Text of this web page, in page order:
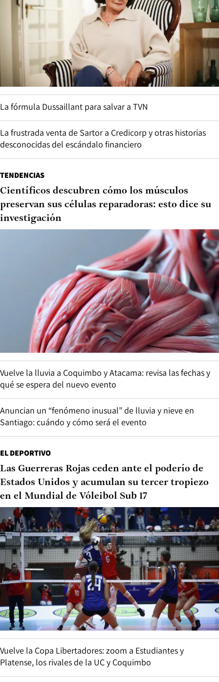
La fórmula Dussaillant para salvar a TVN
La frustrada venta de Sartor a Credicorp y otras historias
desconocidas del escándalo financiero
TENDENCIAS
Científicos descubren cómo los músculos
preservan sus células reparadoras: esto dice su
investigación
Vuelve la lluvia a Coquimbo y Atacama: revisa las fechas y
qué se espera del nuevo evento
Anuncian un “fenómeno inusual” de lluvia y nieve en
Santiago: cuándo y cómo será el evento
EL DEPORTIVO
Las Guerreras Rojas ceden ante el poderío de
Estados Unidos y acumulan su tercer tropiezo
en el Mundial de Vóleibol Sub 17
Vuelve la Copa Libertadores: zoom a Estudiantes y
Platense, los rivales de la UC y Coquimbo